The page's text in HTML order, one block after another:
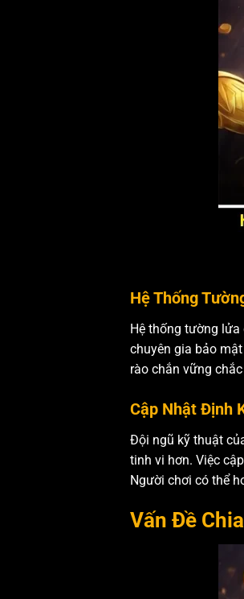
Hệ Thống
Hệ thống tường
chuyên gia bảo
rào chắn vững
Cập Nhật Định
Đội ngũ kỹ thuật
tinh vi hơn. Việc
Người chơi có thể
Vấn Đề